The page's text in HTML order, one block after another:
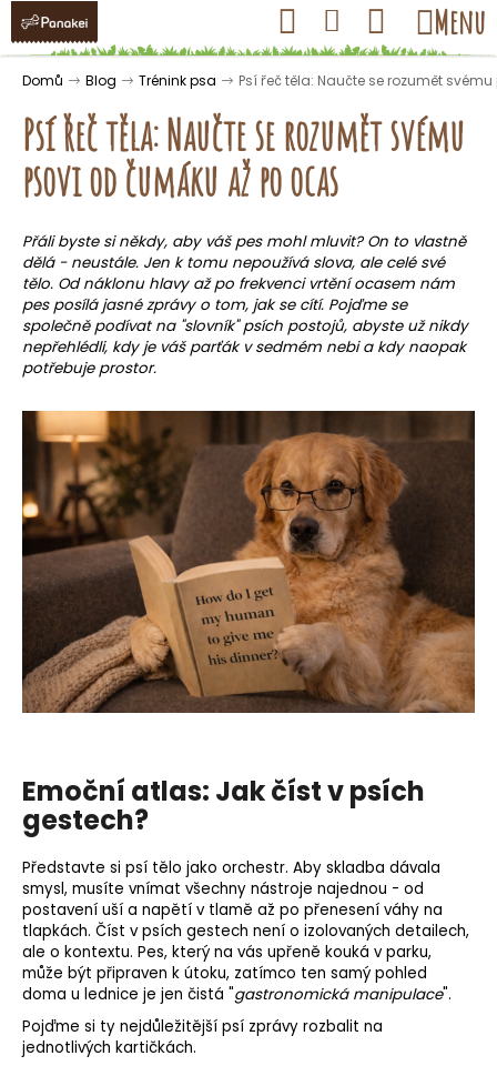
Přejít
obsah
Hledat Přihlášení
Nákupní
košík
Menu
Domů Blog Trénink psa Psí řeč těla: Naučte se rozumět
Psí řeč těla: Naučte se rozumět svému
psovi od čumáku až po ocas
Přáli byste si někdy, aby váš pes mohl mluvit? On to vlastně
dělá - neustále. Jen k tomu nepoužívá slova, ale celé své
tělo. Od náklonu hlavy až po frekvenci vrtění ocasem nám
pes posílá jasné zprávy o tom, jak se cítí. Pojďme se
společně podívat na "slovník" psích postojů, abyste už nikdy
nepřehlédli, kdy je váš parťák v sedmém nebi a kdy naopak
potřebuje prostor.
Emoční atlas: Jak číst v psích
gestech?
Představte si psí tělo jako orchestr. Aby skladba dávala
smysl, musíte vnímat všechny nástroje najednou - od
postavení uší a napětí v tlamě až po přenesení váhy na
tlapkách. Číst v psích gestech není o izolovaných detailech,
ale o kontextu. Pes, který na vás upřeně kouká v parku,
může být připraven k útoku, zatímco ten samý pohled
doma u lednice je jen čistá "gastronomická manipulace".
Pojďme si ty nejdůležitější psí zprávy rozbalit na
jednotlivých kartičkách.
K
o Zpět
Zpět
o
p
o
t
ř
e
b
u
e
t
e
n
a
í
t
D
o
p
o
r
u